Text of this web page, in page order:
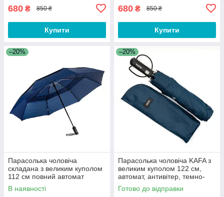
680 ₴ 850 ₴
Купити
680 ₴ 850 ₴
Купити
–20%
Парасолька чоловіча
складана з великим куполом
112 см повний автомат
антивітер Parachase 3203
синій
В наявності
–20%
Парасолька чоловіча KAFA з
великим куполом 122 см,
автомат, антивітер, темно-
синя
Готово до відправки